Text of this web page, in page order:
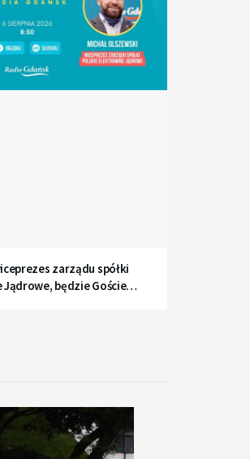
zarządu spółki
będzie Gościem